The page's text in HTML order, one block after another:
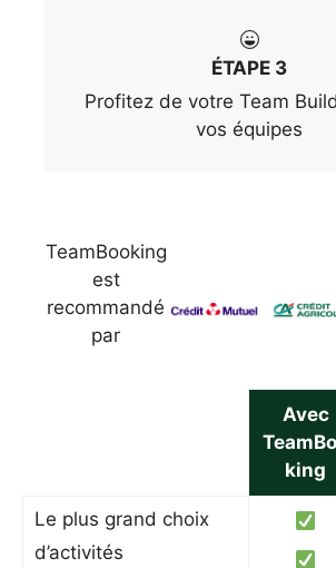
ÉTAPE 3
Profitez de votre Team
vos équipes
TeamBooking
est
recommandé
par
Avec
king
Le plus grand choix
d’activités